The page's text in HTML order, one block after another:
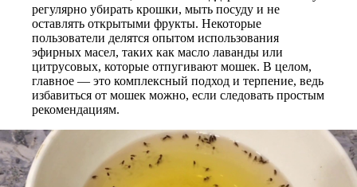
регулярно убирать крошки, мыть посуду и не
оставлять открытыми фрукты. Некоторые
пользователи делятся опытом использования
эфирных масел, таких как масло лаванды или
цитрусовых, которые отпугивают мошек. В целом,
главное — это комплексный подход и терпение, ведь
избавиться от мошек можно, если следовать простым
рекомендациям.